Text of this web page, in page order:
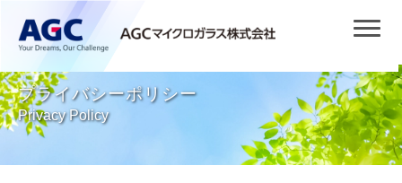
プライバシーポリシー
Privacy Policy